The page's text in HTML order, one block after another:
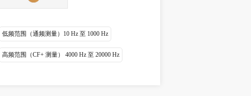
低频范围（通频测量）10 Hz 至 1000 Hz
高频范围（CF+ 测量） 4000 Hz 至 20000 Hz